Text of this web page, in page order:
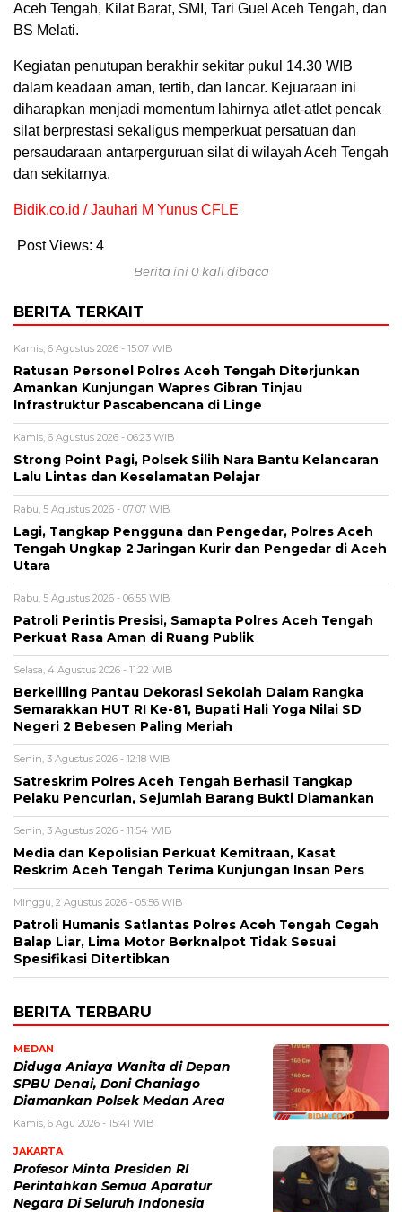
Aceh Tengah, Kilat Barat, SMI, Tari Guel Aceh Tengah, dan
BS Melati.
Kegiatan penutupan berakhir sekitar pukul 14.30 WIB
dalam keadaan aman, tertib, dan lancar. Kejuaraan ini
diharapkan menjadi momentum lahirnya atlet-atlet pencak
silat berprestasi sekaligus memperkuat persatuan dan
persaudaraan antarperguruan silat di wilayah Aceh Tengah
dan sekitarnya.
Bidik.co.id / Jauhari M Yunus CFLE
Post Views: 4
Berita ini 0 kali dibaca
BERITA TERKAIT
Kamis, 6 Agustus 2026 - 15:07 WIB
Ratusan Personel Polres Aceh Tengah Diterjunkan
Amankan Kunjungan Wapres Gibran Tinjau
Infrastruktur Pascabencana di Linge
Kamis, 6 Agustus 2026 - 06:23 WIB
Strong Point Pagi, Polsek Silih Nara Bantu Kelancaran
Lalu Lintas dan Keselamatan Pelajar
Rabu, 5 Agustus 2026 - 07:07 WIB
Lagi, Tangkap Pengguna dan Pengedar, Polres Aceh
Tengah Ungkap 2 Jaringan Kurir dan Pengedar di Aceh
Utara
Rabu, 5 Agustus 2026 - 06:55 WIB
Patroli Perintis Presisi, Samapta Polres Aceh Tengah
Perkuat Rasa Aman di Ruang Publik
Selasa, 4 Agustus 2026 - 11:22 WIB
Berkeliling Pantau Dekorasi Sekolah Dalam Rangka
Semarakkan HUT RI Ke-81, Bupati Hali Yoga Nilai SD
Negeri 2 Bebesen Paling Meriah
Senin, 3 Agustus 2026 - 12:18 WIB
Satreskrim Polres Aceh Tengah Berhasil Tangkap
Pelaku Pencurian, Sejumlah Barang Bukti Diamankan
Senin, 3 Agustus 2026 - 11:54 WIB
Media dan Kepolisian Perkuat Kemitraan, Kasat
Reskrim Aceh Tengah Terima Kunjungan Insan Pers
Minggu, 2 Agustus 2026 - 05:56 WIB
Patroli Humanis Satlantas Polres Aceh Tengah Cegah
Balap Liar, Lima Motor Berknalpot Tidak Sesuai
Spesifikasi Ditertibkan
BERITA TERBARU
MEDAN
Diduga Aniaya Wanita di Depan
SPBU Denai, Doni Chaniago
Diamankan Polsek Medan Area
Kamis, 6 Agu 2026 - 15:41 WIB
JAKARTA
Profesor Minta Presiden RI
Perintahkan Semua Aparatur
Negara Di Seluruh Indonesia